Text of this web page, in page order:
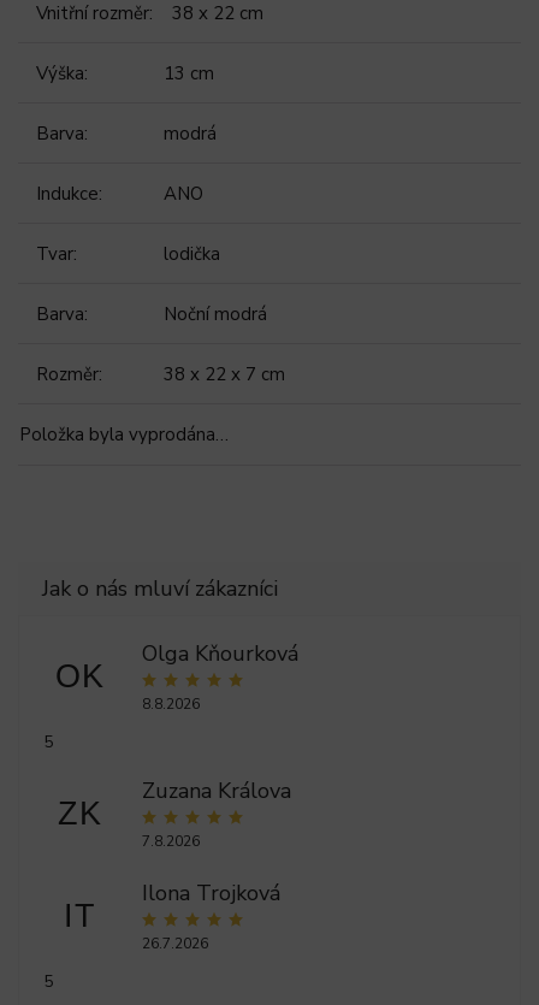
Vnitřní rozměr: 38 x 22 cm
Výška: 13 cm
Barva: modrá
Indukce: ANO
Tvar: lodička
Barva: Noční modrá
Rozměr: 38 x 22 x 7 cm
Položka byla vyprodána…
OK
Olga Kňourková
8.8.2026
5
ZK
Zuzana Králova
7.8.2026
IT
Ilona Trojková
26.7.2026
5